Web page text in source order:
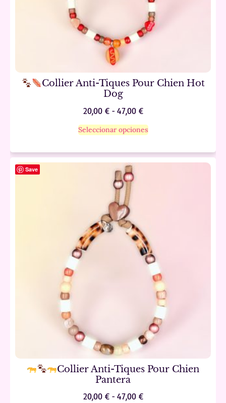
Collier Anti-Tiques Pour Chien Hot
Dog
20,00 € - 47,00 €
Seleccionar opciones
Save
Collier Anti-Tiques Pour Chien
Pantera
20,00 € - 47,00 €